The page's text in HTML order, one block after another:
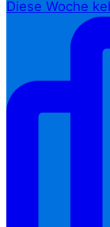
Diese Woche